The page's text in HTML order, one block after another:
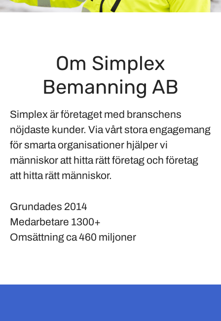
Om Simplex
Bemanning AB
Simplex är företaget med branschens
nöjdaste kunder. Via vårt stora engagemang
för smarta organisationer hjälper vi
människor att hitta rätt företag och företag
att hitta rätt människor.
Grundades 2014
Medarbetare 1300+
Omsättningca 460 miljoner